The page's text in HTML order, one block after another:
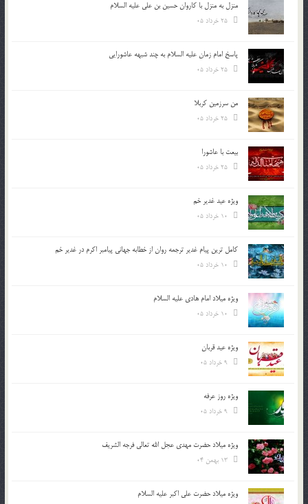
منزل به منزل با کاروان حسین بن علی علیه السلام
پاسخ امام زمان علیه السلام به چند شبهه عاشورایی
من سرزمین کربلا
بیعت با عاشورا
ویژه عید غدیر خم
کامل ترین پیام غدیر ترجمه روان از خطابه جهانی پیامبر اکرم در غدیر خم
ویژه میلاد امام هادی علیه السلام
ویژه عید قربان
ویژه روز عرفه
ویژه میلاد حضرت مهدی عجل الله تعالی فرجه الشريف
ویژه میلاد حضرت علی اکبر علیه السلام